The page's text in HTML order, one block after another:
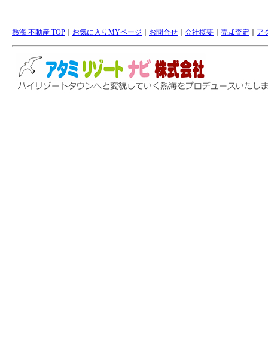
熱海 不動産 TOP お気に入りMYページ お問合せ 会社概要 売却査定 ア